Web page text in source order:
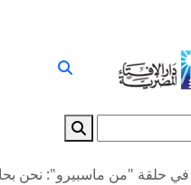
حلقة "من ماسبيرو": نحن بحاجة